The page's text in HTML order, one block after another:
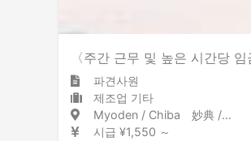
〈주간 근무 및 높은 시간당
파견사원
제조업 기타
Myoden / Chiba 妙典 / 千葉県
시급 ¥1,550 ～